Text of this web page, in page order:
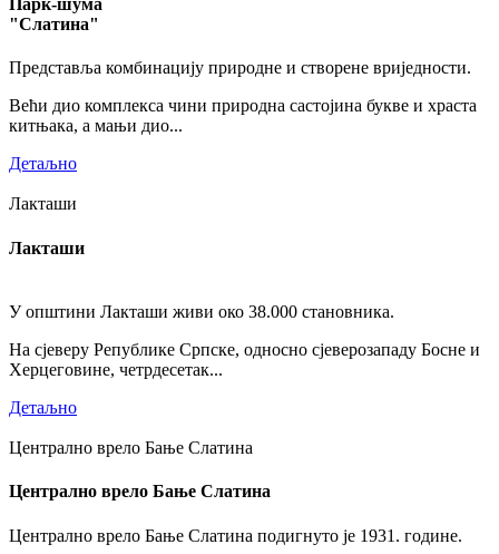
Парк-шума
"Слатина"
Представља комбинацију природне и створене вриједности.
Већи дио комплекса чини природна састојина букве и храста
китњака, а мањи дио...
Детаљно
Лакташи
Лакташи
У општини Лакташи живи око 38.000 становника.
На сјеверу Републике Српске, односно сјеверозападу Босне и
Херцеговине, четрдесетак...
Детаљно
Централно врело Бање Слатина
Централно врело Бање Слатина
Централно врело Бање Слатина подигнуто је 1931. године.